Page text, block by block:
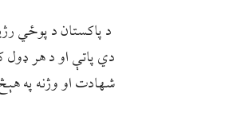
د پاکستان د پوځي
دي پاتې او د هر
شهادت او وژنه په